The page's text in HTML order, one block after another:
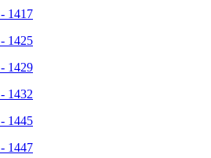
1417
1425
1429
1432
1445
1447